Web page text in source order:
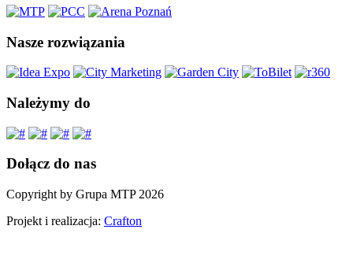
Nasze rozwiązania
Należymy do
Dołącz do nas
Copyright by Grupa MTP 2026
Projekt i realizacja: Crafton